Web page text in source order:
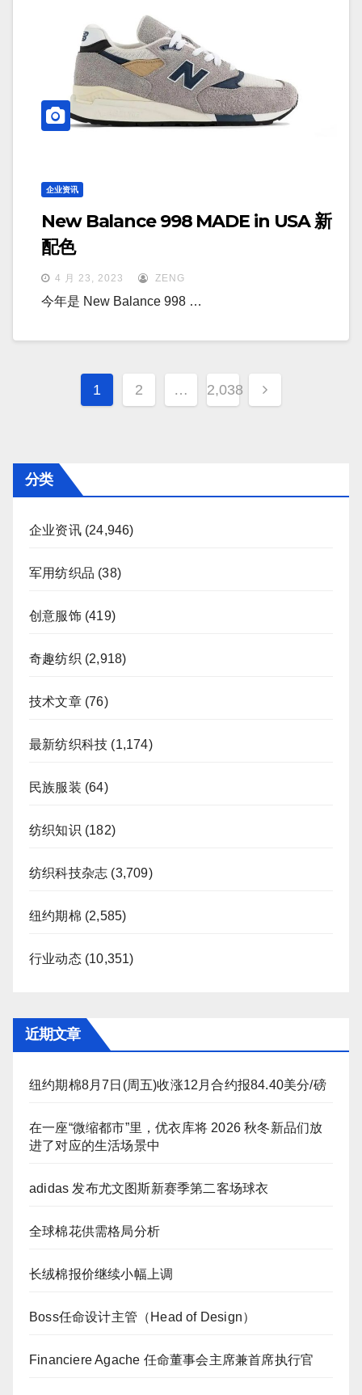
企业资讯
New Balance 998 MADE in USA 新
配色
4 月 23, 2023 ZENG
今年是 New Balance 998 …
文
章
1 2 … 2,038
分类
企业资讯(24,946)
军用纺织品 (38)
创意服饰(419)
奇趣纺织 (2,918)
技术文章(76)
最新纺织科技 (1,174)
民族服装 (64)
纺织知识 (182)
纺织科技杂志 (3,709)
纽约期棉 (2,585)
行业动态(10,351)
近期文章
纽约期棉8月7日(周五)收涨12月合约报84.40美分/磅
在一座“微缩都市”里，优衣库将 2026 秋冬新品们放
进了对应的生活场景中
adidas 发布尤文图斯新赛季第二客场球衣
全球棉花供需格局分析
长绒棉报价继续小幅上调
Boss任命设计主管（Head of Design）
Financiere Agache 任命董事会主席兼首席执行官